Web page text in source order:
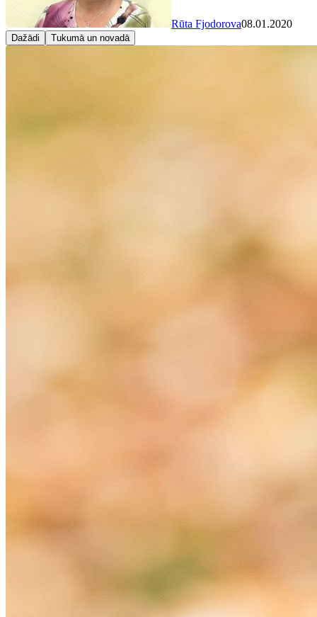
Rūta Fjodorova08.01.2020
Dažādi Tukumā un novadā